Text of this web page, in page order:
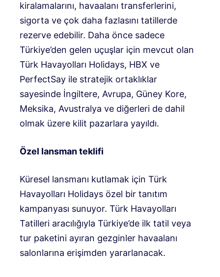
kiralamalarını, havaalanı transferlerini,
sigorta ve çok daha fazlasını tatillerde
rezerve edebilir. Daha önce sadece
Türkiye’den gelen uçuşlar için mevcut olan
Türk Havayolları Holidays, HBX ve
PerfectSay ile stratejik ortaklıklar
sayesinde İngiltere, Avrupa, Güney Kore,
Meksika, Avustralya ve diğerleri de dahil
olmak üzere kilit pazarlara yayıldı.
Özel lansman teklifi
Küresel lansmanı kutlamak için Türk
Havayolları Holidays özel bir tanıtım
kampanyası sunuyor. Türk Havayolları
Tatilleri aracılığıyla Türkiye’de ilk tatil veya
tur paketini ayıran gezginler havaalanı
salonlarına erişimden yararlanacak.